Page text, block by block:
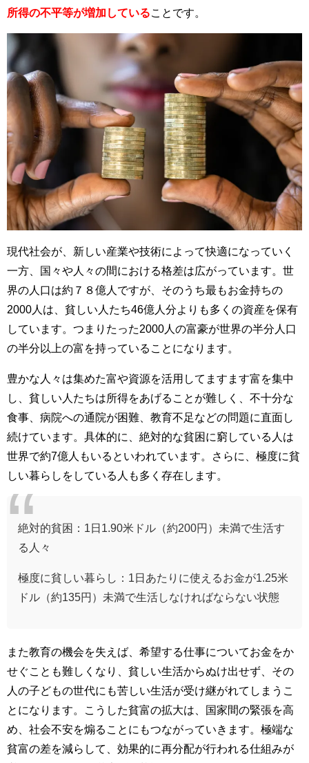
所得の不平等が増加している ことです。
現代社会が、新しい産業や技術によって快適になっていく
一方、国々や人々の間における格差は広がっています。世
界の人口は約７８億人ですが、そのうち最もお金持ちの
2000人は、貧しい人たち46億人分よりも多くの資産を保有
しています。つまりたった2000人の富豪が世界の半分人口
の半分以上の富を持っていることになります。
豊かな人々は集めた富や資源を活用してますます富を集中
し、貧しい人たちは所得をあげることが難しく、不十分な
食事、病院への通院が困難、教育不足などの問題に直面し
続けています。具体的に、絶対的な貧困に窮している人は
世界で約7億人もいるといわれています。さらに、極度に貧
しい暮らしをしている人も多く存在します。
絶対的貧困：1日1.90米ドル（約200円）未満で生活す
る人々
極度に貧しい暮らし：1日あたりに使えるお金が1.25米
ドル（約135円）未満で生活しなければならない状態
また教育の機会を失えば、希望する仕事についてお金をか
せぐことも難しくなり、貧しい生活からぬけ出せず、その
人の子どもの世代にも苦しい生活が受け継がれてしまうこ
とになります。こうした貧富の拡大は、国家間の緊張を高
め、社会不安を煽ることにもつながっていきます。極端な
貧富の差を減らして、効果的に再分配が行われる仕組みが